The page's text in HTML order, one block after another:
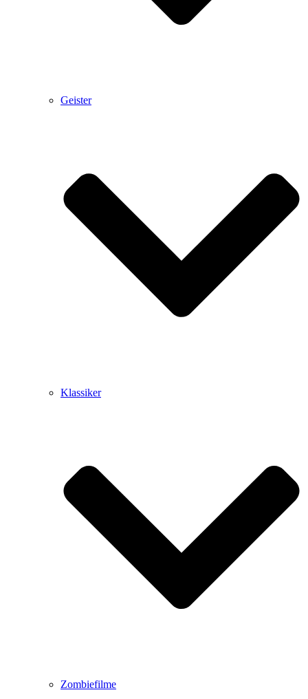
Geister
Klassiker
Zombiefilme